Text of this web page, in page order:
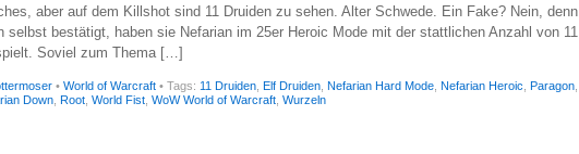
aber auf dem Killshot sind 11 Druiden zu sehen. Alter Schwede. Ein Fake? Nein, denn
selbst bestätigt, haben sie Nefarian im 25er Heroic Mode mit der stattlichen Anzahl von 11
Soviel zum Thema […]
• World of Warcraft • Tags: 11 Druiden Elf Druiden Nefarian Hard Mode Nefarian Heroic Paragon
Down Root World Fist WoW World of Warcraft Wurzeln